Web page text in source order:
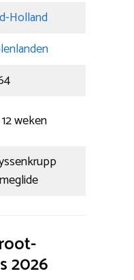
Holland
weken
2026